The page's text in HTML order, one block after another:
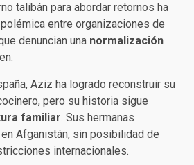
talibán para abordar retornos ha
entre organizaciones de
denuncian una normalización
Aziz ha logrado reconstruir su
pero su historia sigue
familiar. Sus hermanas
Afganistán, sin posibilidad de
internacionales.